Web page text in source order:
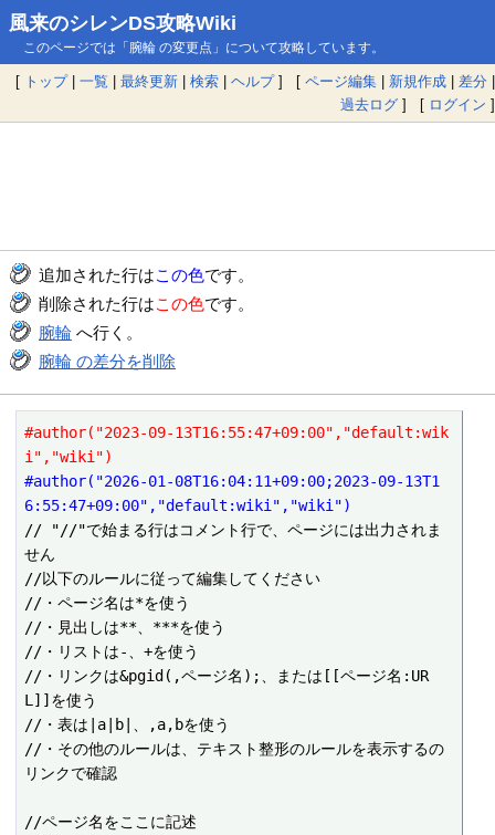
風来のシレンDS攻略Wiki
このページでは「腕輪 の変更点」について攻略しています。
[ トップ| 一覧 | 最終更新 | 検索 | ヘルプ] [ ページ編集 | 新規作成 | 差分 |
過去ログ ] [ ログイン ]
追加された行はこの色です。
削除された行はこの色です。
腕輪 へ行く。
腕輪 の差分を削除
#author("2023-09-13T16:55:47+09:00","default:wik
i","wiki")
#author("2026-01-08T16:04:11+09:00;2023-09-13T1
6:55:47+09:00","default:wiki","wiki")
// "//"で始まる行はコメント行で、ページには出力されま
せん
//以下のルールに従って編集してください
//・ページ名は*を使う
//・見出しは**、***を使う
//・リストは-、+を使う
//・リンクは&pgid(,ページ名);、または[[ページ名:UR
L]]を使う
//・表は|a|b|、,a,bを使う
//・その他のルールは、テキスト整形のルールを表示するの
リンクで確認
//ページ名をここに記述